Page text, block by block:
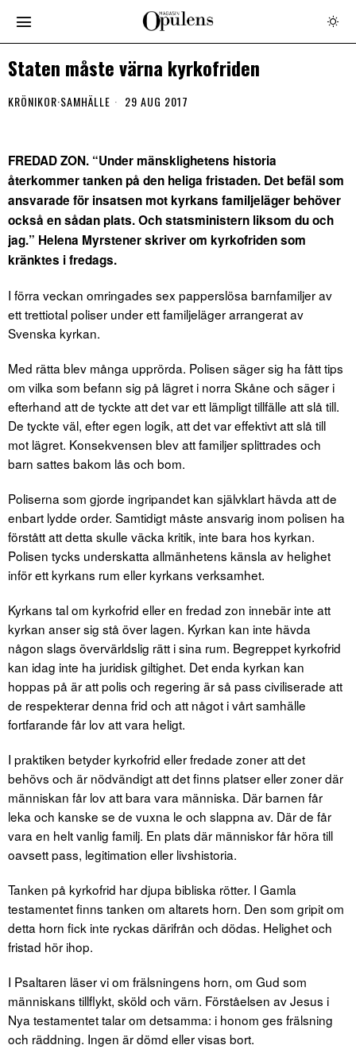
Staten måste värna kyrkofriden
KRÖNIKOR·SAMHÄLLE 29 AUG 2017
FREDAD ZON. “Under mänsklighetens historia
återkommer tanken på den heliga fristaden. Det befäl som
ansvarade för insatsen mot kyrkans familjeläger behöver
också en sådan plats. Och statsministern liksom du och
jag.” Helena Myrstener skriver om kyrkofriden som
kränktes i fredags.
I förra veckan omringades sex papperslösa barnfamiljer av
ett trettiotal poliser under ett familjeläger arrangerat av
Svenska kyrkan.
Med rätta blev många upprörda. Polisen säger sig ha fått tips
om vilka som befann sig på lägret i norra Skåne och säger i
efterhand att de tyckte att det var ett lämpligt tillfälle att slå till.
De tyckte väl, efter egen logik, att det var effektivt att slå till
mot lägret. Konsekvensen blev att familjer splittrades och
barn sattes bakom lås och bom.
Poliserna som gjorde ingripandet kan självklart hävda att de
enbart lydde order. Samtidigt måste ansvarig inom polisen ha
förstått att detta skulle väcka kritik, inte bara hos kyrkan.
Polisen tycks underskatta allmänhetens känsla av helighet
inför ett kyrkans rum eller kyrkans verksamhet.
Kyrkans tal om kyrkofrid eller en fredad zon innebär inte att
kyrkan anser sig stå över lagen. Kyrkan kan inte hävda
någon slags övervärldslig rätt i sina rum. Begreppet kyrkofrid
kan idag inte ha juridisk giltighet. Det enda kyrkan kan
hoppas på är att polis och regering är så pass civiliserade att
de respekterar denna frid och att något i vårt samhälle
fortfarande får lov att vara heligt.
I praktiken betyder kyrkofrid eller fredade zoner att det
behövs och är nödvändigt att det finns platser eller zoner där
människan får lov att bara vara människa. Där barnen får
leka och kanske se de vuxna le och slappna av. Där de får
vara en helt vanlig familj. En plats där människor får höra till
oavsett pass, legitimation eller livshistoria.
Tanken på kyrkofrid har djupa bibliska rötter. I Gamla
testamentet finns tanken om altarets horn. Den som gripit om
detta horn fick inte ryckas därifrån och dödas. Helighet och
fristad hör ihop.
I Psaltaren läser vi om frälsningens horn, om Gud som
människans tillflykt, sköld och värn. Förståelsen av Jesus i
Nya testamentet talar om detsamma: i honom ges frälsning
och räddning. Ingen är dömd eller visas bort.